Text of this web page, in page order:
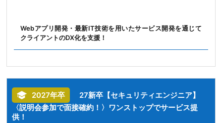
Webアプリ開発・最新IT技術を用いたサービス開発を通じて
クライアントのDX化を支援！
2027年卒
27新卒【セキュリティエンジニア】
〈説明会参加で面接確約！〉ワンストップでサービス提
供！